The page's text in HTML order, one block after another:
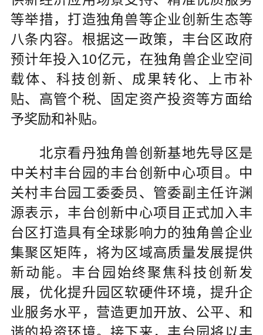
等举措，打造独角兽等企业创新生态等
八条内容。根据这一政策，丰台区政府
预计年投入10亿元，在独角兽企业空间
载体、科技创新、成果转化、上市补
贴、高管个税、固定资产投资等方面给
予奖励和补贴。
北京看丹独角兽创新基地先导区是
中关村丰台园的丰台创新中心项目。中
关村丰台园工委委员、管委副主任许渊
源表示，丰台创新中心项目正式加入丰
台区打造具有全球影响力的独角兽企业
集聚区矩阵，将为区域高质量发展提供
新动能。丰台园始终聚焦科技创新发
展，优化提升园区软硬件环境，提升企
业服务水平，营造更加开放、公平、和